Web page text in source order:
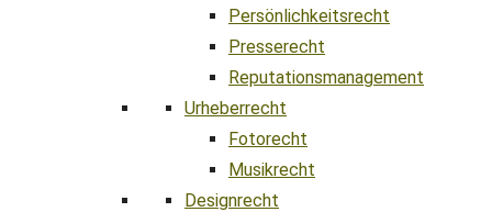
Persönlichkeitsrecht
Presserecht
Reputationsmanagement
Urheberrecht
Fotorecht
Musikrecht
Designrecht